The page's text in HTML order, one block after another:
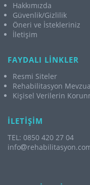
Hakkımızda
Güvenlik/Gizlilik
Öneri ve İstekleriniz
İletişim
FAYDALI LİNKLER
Resmi Siteler
Rehabilitasyon
Kişisel Verilerin
İLETİŞİM
TEL: 0850 420 27 04
info